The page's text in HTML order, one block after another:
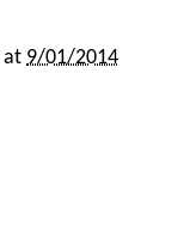
at 9/01/2014